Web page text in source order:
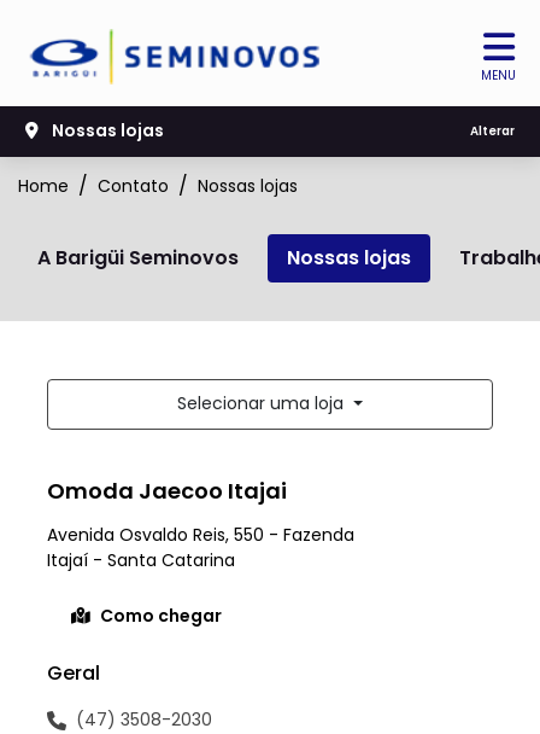
MENU
Nossas lojas Alterar
Home Contato Nossas lojas
A Barigüi Seminovos Nossas lojas
Selecionar uma loja
Omoda Jaecoo Itajai
Avenida Osvaldo Reis, 550 - Fazenda
Itajaí - Santa Catarina
Como chegar
Geral
(47) 3508-2030